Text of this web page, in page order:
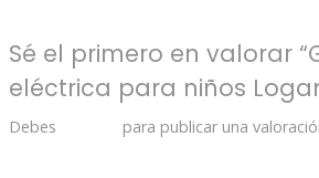
Sé el primero en valorar
eléctrica para niños
Debes para publicar una